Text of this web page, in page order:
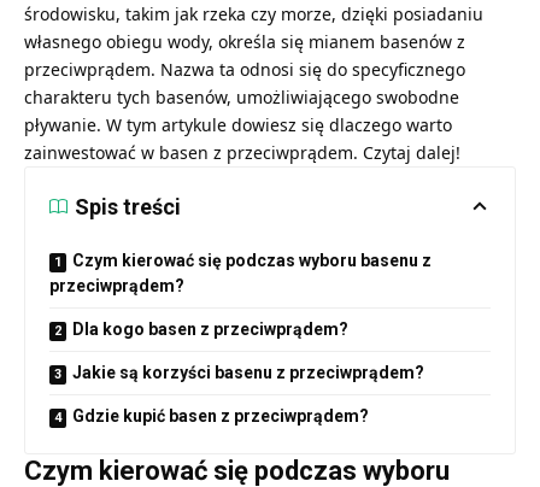
środowisku, takim jak rzeka czy morze, dzięki posiadaniu
własnego obiegu wody, określa się mianem basenów z
przeciwprądem. Nazwa ta odnosi się do specyficznego
charakteru tych basenów, umożliwiającego swobodne
pływanie. W tym artykule dowiesz się dlaczego warto
zainwestować w basen z przeciwprądem. Czytaj dalej!
Spis treści
Czym kierować się podczas wyboru basenu z
przeciwprądem?
Dla kogo basen z przeciwprądem?
Jakie są korzyści basenu z przeciwprądem?
Gdzie kupić basen z przeciwprądem?
Czym kierować się podczas wyboru